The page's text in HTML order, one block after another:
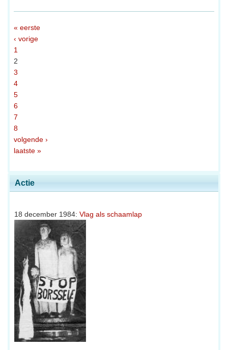
Actie
18 december 1984: Vlag als schaamlap
« eerste
‹ vorige
1
2
3
4
5
6
7
8
volgende ›
laatste »